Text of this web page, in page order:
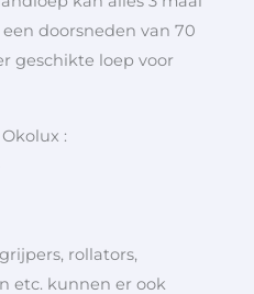
doorsneden van 70
geschikte loep voor
:
rollators,
etc. kunnen er ook